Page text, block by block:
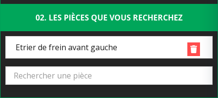
02. LES PIÈCES QUE VOUS RECHERCHEZ
Etrier de frein avant gauche